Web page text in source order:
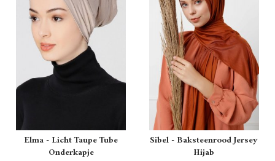
Elma - Licht Taupe Tube
Onderkapje
Sibel - Baksteenrood Jersey
Hijab